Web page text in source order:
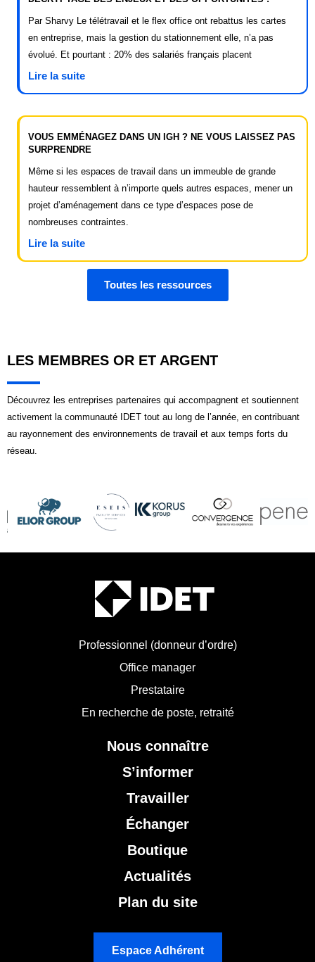
Par Sharvy Le télétravail et le flex office ont rebattus les cartes
en entreprise, mais la gestion du stationnement elle, n’a pas
évolué. Et pourtant : 20% des salariés français placent
Lire la suite
VOUS EMMÉNAGEZ DANS UN IGH ? NE VOUS LAISSEZ PAS
SURPRENDRE
Même si les espaces de travail dans un immeuble de grande
hauteur ressemblent à n’importe quels autres espaces, mener un
projet d’aménagement dans ce type d’espaces pose de
nombreuses contraintes.
Lire la suite
Toutes les ressources
LES MEMBRES OR ET ARGENT
Découvrez les entreprises partenaires qui accompagnent et soutiennent
activement la communauté IDET tout au long de l’année, en contribuant
au rayonnement des environnements de travail et aux temps forts du
réseau.
Professionnel (donneur d’ordre)
Office manager
Prestataire
En recherche de poste, retraité
Nous connaître
S’informer
Travailler
Échanger
Boutique
Actualités
Plan du site
Espace Adhérent